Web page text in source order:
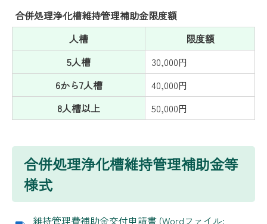
み
の
合併処理浄化槽維持管理補助金限度額
人槽
限度額
5人槽
30,000円
6から7人槽
40,000円
8人槽以上
50,000円
合併処理浄化槽維持管理補助金等
様式
維持管理費補助金交付申請書 (Wordファイル: